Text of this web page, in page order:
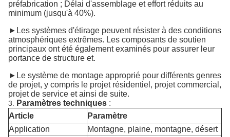
préfabrication ; Délai d'assemblage et effort réduits au
minimum (jusqu'à 40%).
►Les systèmes d'étirage peuvent résister à des conditions
atmosphériques extrêmes. Les composants de soutien
principaux ont été également examinés pour assurer leur
portance de structure et.
►Le système de montage approprié pour différents genres
de projet, y compris le projet résidentiel, projet commercial,
projet de service et ainsi de suite.
3. Paramètres techniques :
Article
Paramètre
Application
Montagne, plaine, montagne, désert